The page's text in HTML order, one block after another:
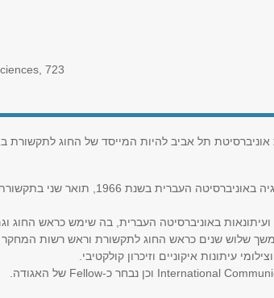
723
העברית בשנת 1966, תואר שני בתקשורת ב-
שלוש שנים כראש החוג לתקשורת וראש רשות
עיתונות איקוניים וזיכרון קולקטיבי.
International וכן נבחר כ-Fellow של האגודה.